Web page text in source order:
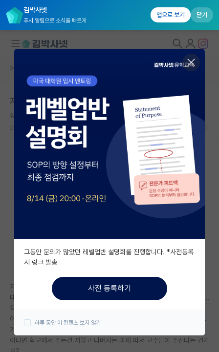
김박사넷
푸시 알림으로 소식을 빠르게
앱으로 보기 닫기
대학원생 모집
국내대학원 정보
연구실&오픈랩
커뮤니티
커뮤니티 홈
전체글보기
베스트 게시판
자유 게시판(아무개랩)
미국 유학 게시판
미국 대학원 합격 후기 게시판
대학원생 모집 게시판
연구실(PI) 홍보 게시판
커뮤니티 홈
자대 장학금
심심한 제임스 와트
2024.08.18 0 1135
자대 갈 대학생입니다
대학원 장학금 찾아보니까 대학교 성적우수자는 2학기만 장학금 준다네요...
학석연계해도 등록금만 주고...
어디서 석사는 4학기동안 학교 돈안내고 다닌다는 말을 들었는데 저희학교
가 특이한건가요?
아니면 학교에서 주는건 저렇고 나머지는 과제 따서 교수님이 주신다는 건가
그동안 문의가 많았던 레벨업반 설명회를 진행합니다. *사전등록
시 링크 발송
사전 등록하기
하루 동안 이 컨텐츠 보지 않기